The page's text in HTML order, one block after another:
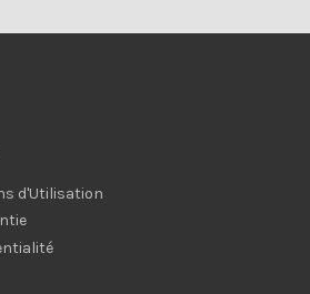
d'Utilisation